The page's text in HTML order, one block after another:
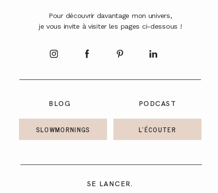
BLOG
SE LANCER.
SLOWMORNINGS
Pour découvrir davantage mon univers,
je vous invite à visiter les pages ci-dessous !
PODCAST
L'ÉCOUTER
CONTACT